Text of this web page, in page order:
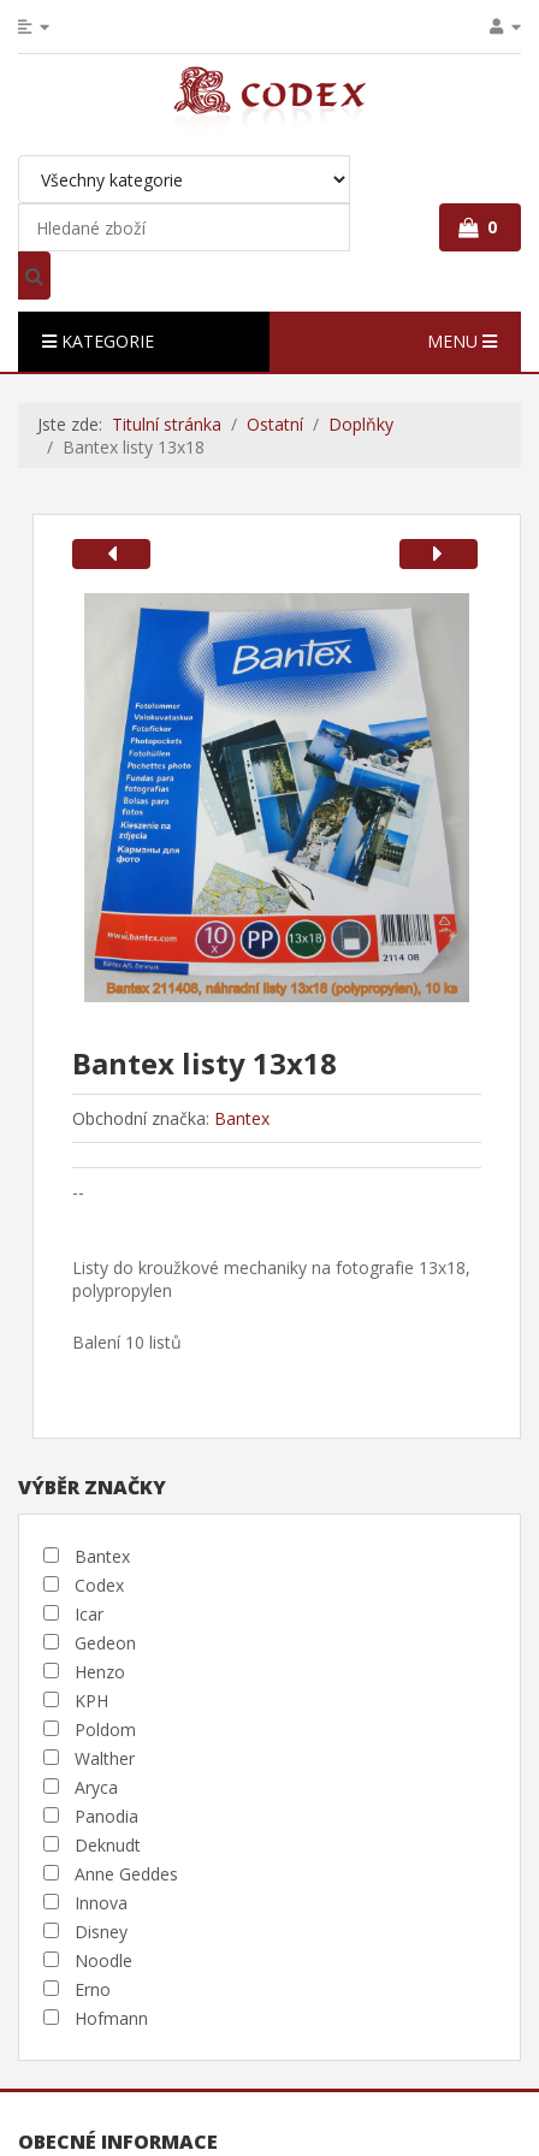
0
KATEGORIE MENU
Jste zde: Titulní stránka Ostatní
Doplňky
Bantex listy 13x18
VÝBĚR ZNAČKY
Bantex
Codex
Icar
Gedeon
Henzo
KPH
Poldom
Walther
Aryca
Panodia
Deknudt
Anne Geddes
Innova
Disney
Noodle
Erno
Hofmann
Bantex listy 13x18
Obchodní značka: Bantex
--
Listy do kroužkové mechaniky na fotografie 13x18,
polypropylen
Balení 10 listů
OBECNÉ INFORMACE